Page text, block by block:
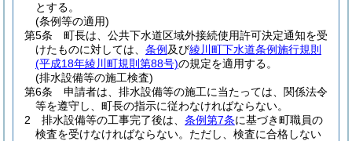
とする。
(条例等の適用)
第5条
町長は、公共下水道区域外接続使用許可決定通知を受
けたものに対しては、 条例 及び綾川町下水道条例施行規則
(平成18年綾川町規則第88号)の規定を適用する。
(排水設備等の施工検査)
第6条
申請者は、排水設備等の施工に当たっては、関係法令
等を遵守し、町長の指示に従わなければならない。
2
排水設備等の工事完了後は、 条例第7条に基づき町職員の
検査を受けなければならない。 ただし、検査に合格しない